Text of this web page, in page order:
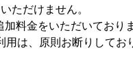
ただけません。
料金をいただいており
は、原則お断りしてお